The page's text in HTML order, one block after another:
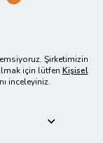
Şirketimizin
için lütfen Kişisel
inceleyiniz.